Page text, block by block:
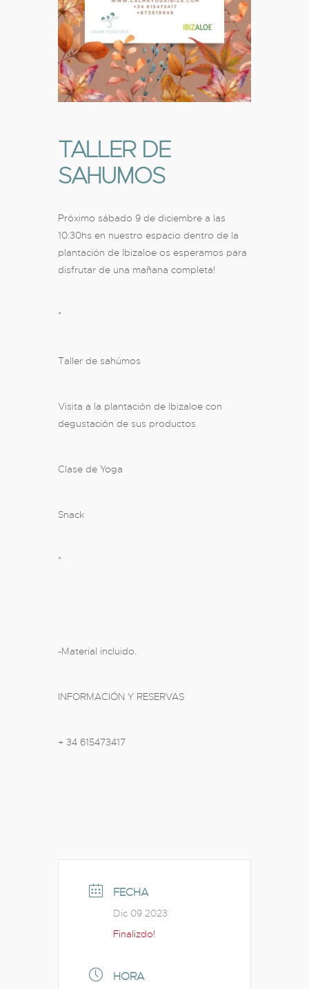
TALLER DE
SAHUMOS
Próximo sábado 9 de diciembre a las
10:30hs en nuestro espacio dentro de la
plantación de Ibizaloe os esperamos para
disfrutar de una mañana completa!
*
Taller de sahúmos
Visita a la plantación de Ibizaloe con
degustación de sus productos
Clase de Yoga
Snack
*
-Material incluido.
INFORMACIÓN Y RESERVAS
+ 34 615473417
FECHA
Dic 09 2023
Finalizdo!
HORA